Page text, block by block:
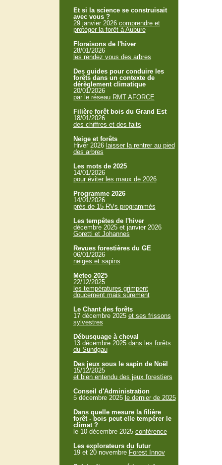
Et si la science se construisait
avec vous ?
29 janvier 2026 comprendre et
protéger la forêt à Aubure
Floraisons de l'hiver
28/01/2026
les rendez vous des arbres
Des guides pour conduire les
forêts dans un contexte de
dérèglement climatique
20/01/2026
par le réseau RMT AFORCE
Filière forêt bois du Grand Est
18/01/2026
des chiffres et des faits
Neige et forêts
Hiver 2026 laisser la rentrer au pied
des arbres
Les mots de 2025
14/01/2026
pour éviter les maux de 2026
Programme 2026
14/01/2026
près de 15 RVs programmés
Les tempêtes de l'hiver
décembre 2025 et janvier 2026
Goretti et Johannes
Revues forestières du GE
06/01/2026
neiges et sapins
Meteo 2025
22/12/2025
les températures grimpent
doucement mais sûrement
Le Chant des forêts
17 décembre 2025 et ses frissons
sylvestres
Débusquage à cheval
13 décembre 2025 dans les forêts
du Sundgau
Des jeux sous le sapin de Noël
15/12/2025
et bien entendu des jeux forestiers
Conseil d'Administration
5 décembre 2025 le dernier de 2025
Dans quelle mesure la filière
forêt - bois peut elle tempérer le
climat ?
le 10 décembre 2025 conférence
Les explorateurs du futur
19 et 20 novembre Forest Innov